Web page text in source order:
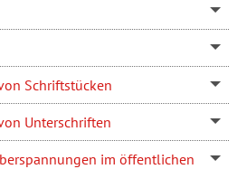
Schriftstücken
Unterschriften
im öffentlichen